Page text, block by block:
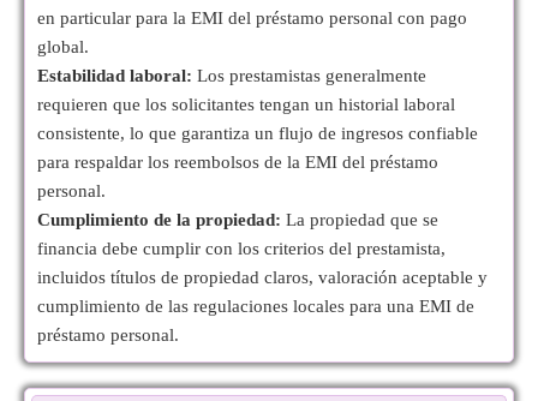
en particular para la EMI del préstamo personal con pago
global.
Estabilidad laboral: Los prestamistas generalmente
requieren que los solicitantes tengan un historial laboral
consistente, lo que garantiza un flujo de ingresos confiable
para respaldar los reembolsos de la EMI del préstamo
personal.
Cumplimiento de la propiedad: La propiedad que se
financia debe cumplir con los criterios del prestamista,
incluidos títulos de propiedad claros, valoración aceptable y
cumplimiento de las regulaciones locales para una EMI de
préstamo personal.